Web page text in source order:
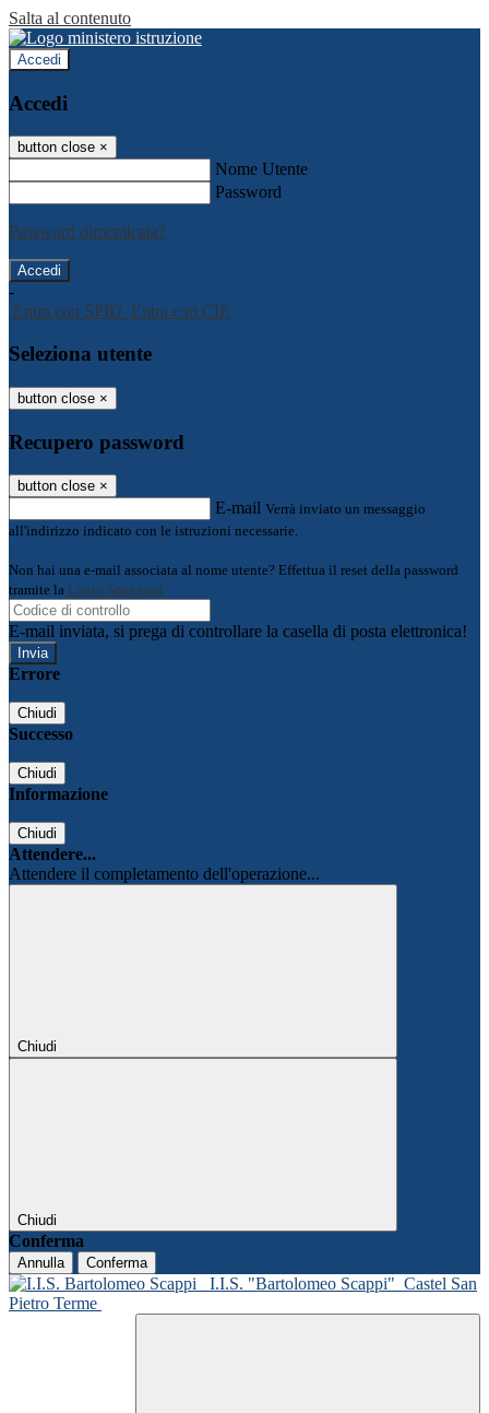
Salta al contenuto
Accedi
Accedi
button close ×
Nome Utente
Password
Password dimenticata?
-
Entra con SPID Entra con CIE
Seleziona utente
button close ×
Recupero password
button close ×
E-mail Verrà inviato un messaggio
all'indirizzo indicato con le istruzioni necessarie.
Non hai una e-mail associata al nome utente? Effettua il reset della password
tramite la Login Spaggiari
E-mail inviata, si prega di controllare la casella di posta elettronica!
Errore
Chiudi
Successo
Chiudi
Informazione
Chiudi
Attendere...
Attendere il completamento dell'operazione...
Chiudi
Chiudi
Conferma
Annulla Conferma
I.I.S. "Bartolomeo Scappi" Castel San
Pietro Terme